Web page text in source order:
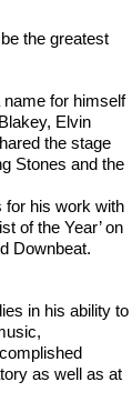
the greatest
name for himself
Elvin
the stage
Stones and the
for his work with
of the Year’ on
Downbeat.
in his ability to
as well as at